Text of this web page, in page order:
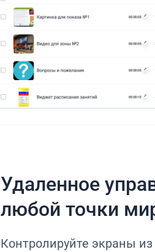
Удаленное
любой точки
Контролируйте экраны